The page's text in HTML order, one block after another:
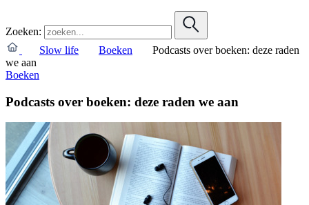
Zoeken:
Slow life
Boeken
Podcasts over boeken: deze raden
we aan
Boeken
Podcasts over boeken: deze raden we aan